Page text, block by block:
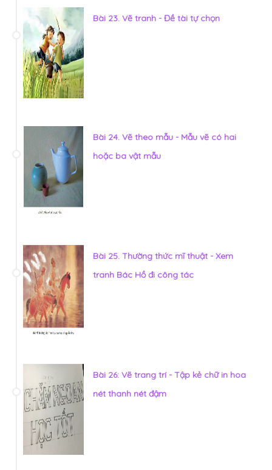
Bài 23. Vẽ tranh - Đề tài tự chọn
Bài 24. Vẽ theo mẫu - Mẫu vẽ có hai
hoặc ba vật mẫu
Bài 25. Thường thức mĩ thuật - Xem
tranh Bác Hồ đi công tác
Bài 26: Vẽ trang trí - Tập kẻ chữ in hoa
nét thanh nét đậm